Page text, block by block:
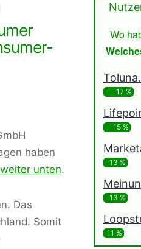
haben
unten.
Das
Somit
Wo
17 %
15 %
13 %
13 %
11 %